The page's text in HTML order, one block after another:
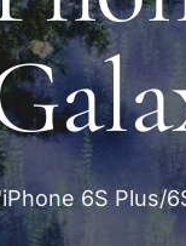
6S Plus/